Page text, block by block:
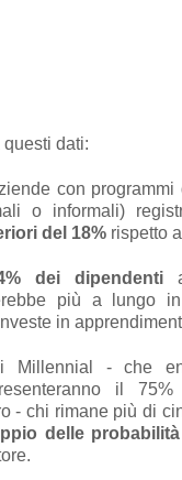
dati:
con programmi
o informali)
del 18%rispetto
dei dipendenti
più a lungo in
in
Millennial - che
il
- chi rimane più di
delle probabilità